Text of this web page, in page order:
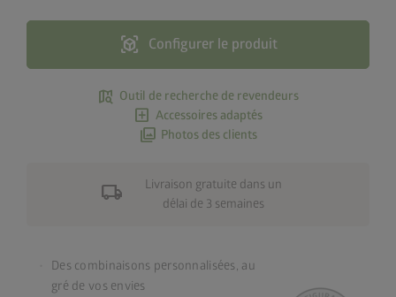
view_in_ar Configurer le produit
map_search Outil de recherche de revendeurs
add_box Accessoires adaptés
photo_library Photos des clients
local_shipping
Livraison gratuite dans un
délai de 3 semaines
Des combinaisons personnalisées, au
gré de vos envies